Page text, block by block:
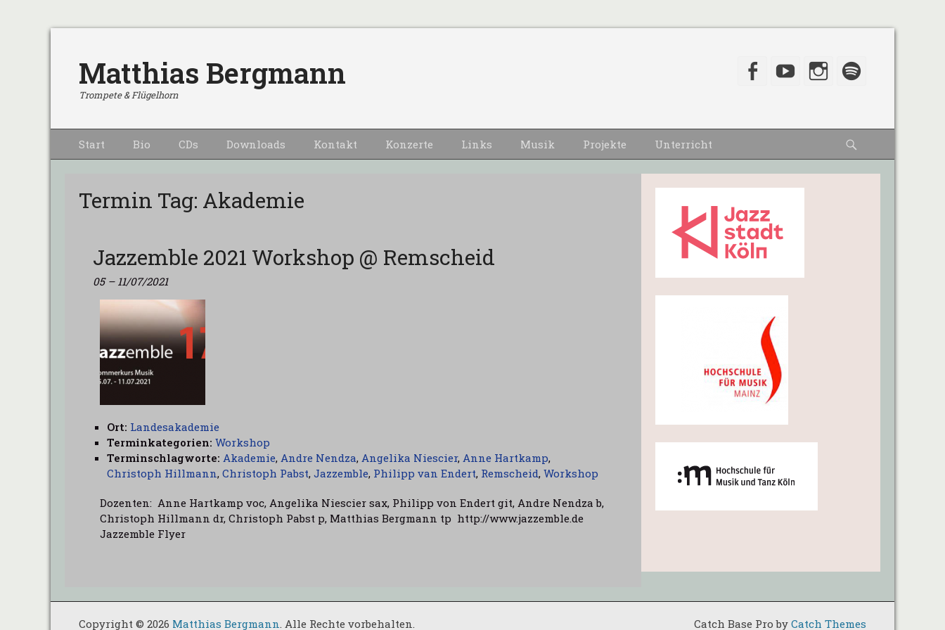
Matthias Bergmann
Trompete & Flügelhorn
Facebook
YouTubeInstagram
Primärmenu
zum
Start Bio CDs Downloads Kontakt Konzerte Links Musik Projekte Unterricht
Termin Tag: Akademie
Jazzemble 2021 Workshop @ Remscheid
05– 11/07/2021
Ort: Landesakademie
Terminkategorien: Workshop
Terminschlagworte: Akademie, Andre Nendza, Angelika Niescier, Anne Hartkamp,
Christoph Hillmann, Christoph Pabst, Jazzemble, Philipp van Endert, Remscheid, Workshop
Dozenten: Anne Hartkamp voc, Angelika Niescier sax, Philipp von Endert git, Andre Nendza b,
Christoph Hillmann dr, Christoph Pabst p, Matthias Bergmann tp http://www.jazzemble.de
Jazzemble Flyer
Copyright © 2026 Matthias Bergmann. Alle Rechte vorbehalten. Catch Base Pro by Catch Themes